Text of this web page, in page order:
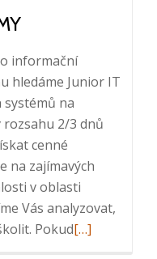
informační
hledáme Junior IT
na
rozsahu 2/3 dnů
cenné
na zajímavých
v oblasti
Vás analyzovat,
PokudRead
[…]